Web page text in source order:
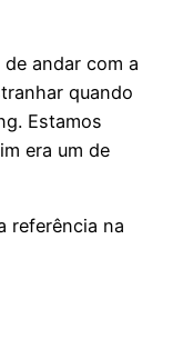
andar com a
quando
Estamos
era um de
referência na